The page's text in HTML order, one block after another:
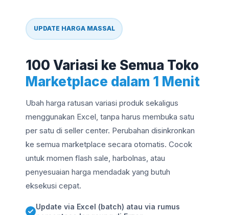
UPDATE HARGA MASSAL
100 Variasi ke Semua Toko
Marketplace dalam 1 Menit
Ubah harga ratusan variasi produk sekaligus
menggunakan Excel, tanpa harus membuka satu
per satu di seller center. Perubahan disinkronkan
ke semua marketplace secara otomatis. Cocok
untuk momen flash sale, harbolnas, atau
penyesuaian harga mendadak yang butuh
eksekusi cepat.
Update via Excel (batch) atau via rumus